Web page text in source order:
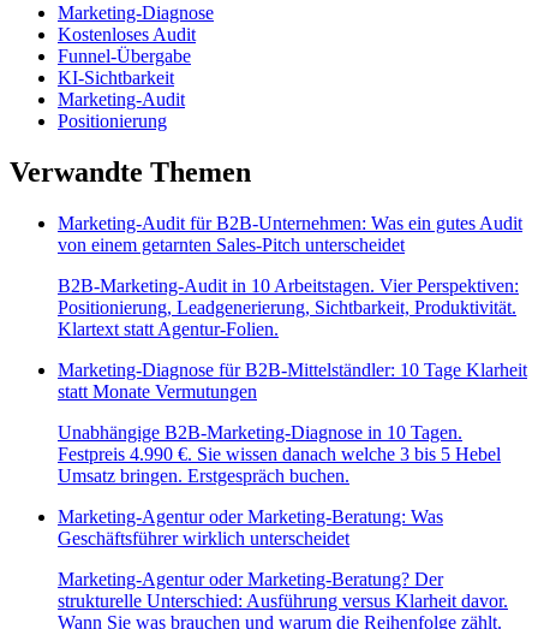
Marketing-Diagnose
Kostenloses Audit
Funnel-Übergabe
KI-Sichtbarkeit
Marketing-Audit
Positionierung
Verwandte Themen
Marketing-Audit für B2B-Unternehmen: Was ein gutes Audit
von einem getarnten Sales-Pitch unterscheidet
B2B-Marketing-Audit in 10 Arbeitstagen. Vier Perspektiven:
Positionierung, Leadgenerierung, Sichtbarkeit, Produktivität.
Klartext statt Agentur-Folien.
Marketing-Diagnose für B2B-Mittelständler: 10 Tage Klarheit
statt Monate Vermutungen
Unabhängige B2B-Marketing-Diagnose in 10 Tagen.
Festpreis 4.990 €. Sie wissen danach welche 3 bis 5 Hebel
Umsatz bringen. Erstgespräch buchen.
Marketing-Agentur oder Marketing-Beratung: Was
Geschäftsführer wirklich unterscheidet
Marketing-Agentur oder Marketing-Beratung? Der
strukturelle Unterschied: Ausführung versus Klarheit davor.
Wann Sie was brauchen und warum die Reihenfolge zählt.